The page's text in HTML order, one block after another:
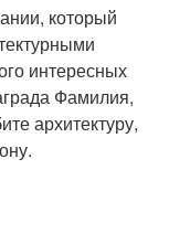
который
интересных
Фамилия,
архитектуру,